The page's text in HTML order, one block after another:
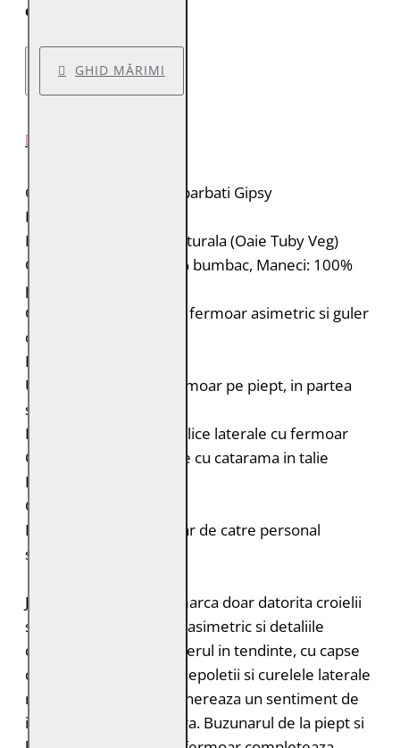
colet.
GHID MĂRIMI
Geaca de piele pentru barbati Gipsy
Brand: Gipsy
Material: 100% piele naturala (Oaie Tuby Veg)
Captuseala: Corp: 100% bumbac, Maneci: 100%
poliester
Geaca de piele biker cu fermoar asimetric si guler
cu rever si catarama
Epoleti cu capsa
Un buzunar oblic cu fermoar pe piept, in partea
stanga
Doua buzunare usor oblice laterale cu fermoar
Curele laterale reglabile cu catarama in talie
Fermoar la maneci
Croiala: Slim Fit
Intretinere: Spalare doar de catre personal
specializat
Jacheta biker nu se remarca doar datorita croielii
sale Slim Fit: fermoarul asimetric si detaliile
distinctive, cum ar fi gulerul in tendinte, cu capse
decorative si catarama, epoletii si curelele laterale
reglabile din talie ne genereaza un sentiment de
incredere si dezinvoltura. Buzunarul de la piept si